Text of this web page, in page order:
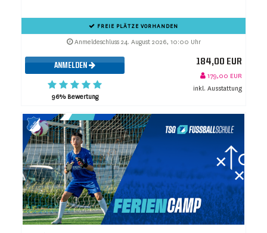
FREIE PLÄTZE VORHANDEN
Anmeldeschluss 24. August 2026, 10:00 Uhr
ANMELDEN
96% Bewertung
184,00 EUR
179,00 EUR
inkl. Ausstattung